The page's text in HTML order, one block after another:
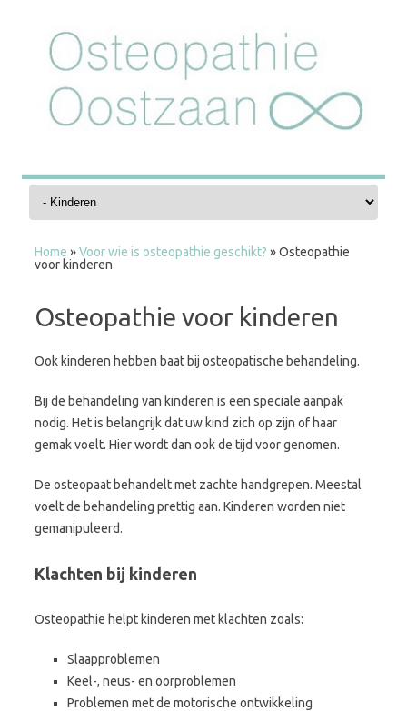
Skip to content
Home »Voor wie is osteopathie geschikt? »Osteopathie
voor kinderen
Osteopathie voor kinderen
Ook kinderen hebben baat bij osteopatische behandeling.
Bij de behandeling van kinderen is een speciale aanpak
nodig. Het is belangrijk dat uw kind zich op zijn of haar
gemak voelt. Hier wordt dan ook de tijd voor genomen.
De osteopaat behandelt met zachte handgrepen. Meestal
voelt de behandeling prettig aan. Kinderen worden niet
gemanipuleerd.
Klachten bij kinderen
Osteopathie helpt kinderen met klachten zoals:
Slaapproblemen
Keel-, neus- en oorproblemen
Problemen met de motorische ontwikkeling